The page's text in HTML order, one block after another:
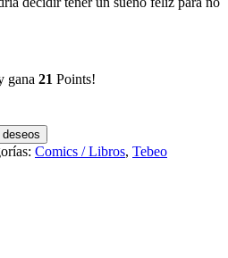
gana 21 Points!
Comics / Libros, Tebeo